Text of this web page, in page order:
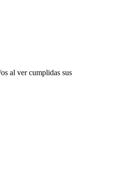
al ver cumplidas sus